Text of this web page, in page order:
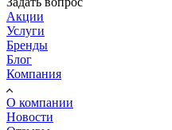
Акции
Услуги
Бренды
Блог
Компания
О компании
Новости